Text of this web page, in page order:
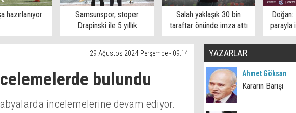
hazırlanıyor
Samsunspor, stoper
Drapinski ile 5 yıllık
sözleşme imzaladı
Salah yaklaşık 30 bin
taraftar önünde imza attı
Doğan:
parayla
29 Ağustos 2024 Perşembe - 09:14
bulundu
incelemelerine devam ediyor.
YAZARLAR
Ahmet Göksan
Kararın Barışı